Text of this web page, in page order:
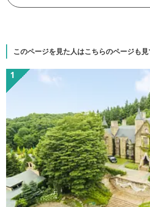
このページを見た人はこちらのページも